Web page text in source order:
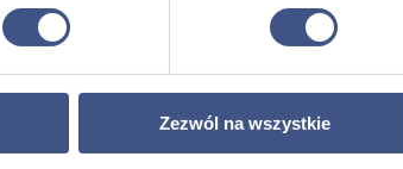
Zezwól na wszystkie